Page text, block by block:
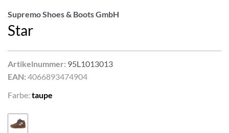
Supremo Shoes & Boots GmbH
Star
Artikelnummer: 95L1013013
EAN: 4066893474904
Farbe: taupe